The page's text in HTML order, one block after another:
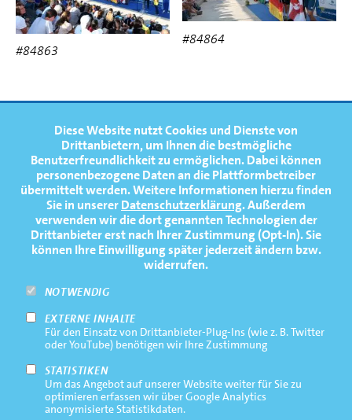
Diese Website nutzt Cookies und Dienste von
Drittanbietern, um Ihnen die bestmögliche
Benutzerfreundlichkeit zu ermöglichen.Dabei können
personenbezogene Daten an die Plattformbetreiber
übermittelt werden. Weitere Informationen hierzu finden
Sie in unsererDatenschutzerklärung. Außerdem
verwenden wir die dort genannten Technologien der
Drittanbieter erst nach Ihrer Zustimmung (Opt-In). Sie
können Ihre Einwilligung später jederzeit ändern bzw.
widerrufen.
NOTWENDIG
EXTERNE INHALTE
Für den Einsatz von Drittanbieter-Plug-Ins (wie z. B. Twitter
oder YouTube) benötigen wir Ihre Zustimmung
STATISTIKEN
Um das Angebot auf unserer Website weiter für Sie zu
optimieren erfassen wir über Google Analytics
anonymisierte Statistikdaten.
#84863
#84864
FOOTERNAVIGATION
NEWS
TERMINE
MEDIATHEK
PRESSE
FAQ
NEWSLETTER
Footernavigation
Bottom
Impressum
Datenschutz